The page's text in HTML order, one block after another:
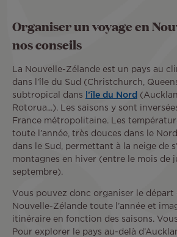
Organiser un voyage en
nos conseils
La Nouvelle-Zélande est un pays au
dans l’île du Sud (Christchurch,
subtropical dans
l’île du Nord
Rotorua...). Les saisons y sont
France métropolitaine. Les
toute l’année, très douces dans le
dans le Sud, permettant à la neige de
montagnes en hiver (entre le mois de
septembre).
Vous pouvez donc organiser le départ
Nouvelle-Zélande toute l’année et
itinéraire en fonction des saisons.
Pour explorer le pays au-delà